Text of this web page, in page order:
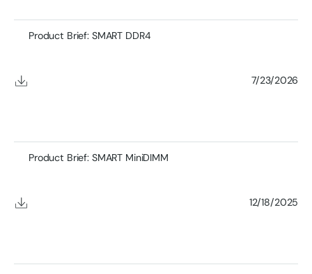
Product Brief: SMART DDR4
7/23/2026
Product Brief: SMART MiniDIMM
12/18/2025